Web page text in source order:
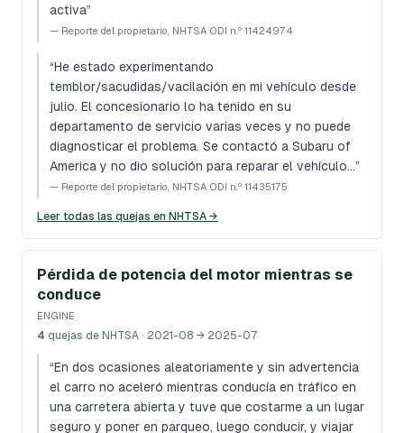
activa”
— Reporte del propietario, NHTSA ODI n.º 11424974
“He estado experimentando
temblor/sacudidas/vacilación en mi vehículo desde
julio. El concesionario lo ha tenido en su
departamento de servicio varias veces y no puede
diagnosticar el problema. Se contactó a Subaru of
America y no dio solución para reparar el vehículo…”
— Reporte del propietario, NHTSA ODI n.º 11435175
Leer todas las quejas en NHTSA →
Pérdida de potencia del motor mientras se
conduce
ENGINE
4 quejas de NHTSA · 2021-08 → 2025-07
“En dos ocasiones aleatoriamente y sin advertencia
el carro no aceleró mientras conducía en tráfico en
una carretera abierta y tuve que costarme a un lugar
seguro y poner en parqueo, luego conducir, y viajar